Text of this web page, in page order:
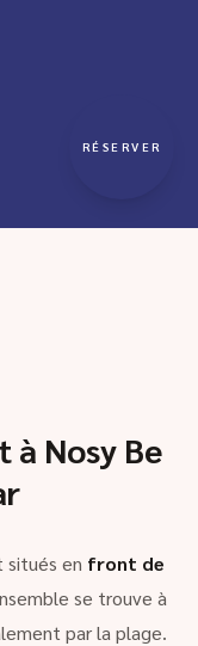
RÉSERVER
à Nosy Be
en front de
se trouve à
par la plage.